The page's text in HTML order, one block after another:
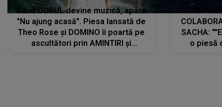
Când DORUL devine muzică, apare
"Nu ajung acasă". Piesa lansată de
Theo Rose și DOMINO îi poartă pe
ascultători prin AMINTIRI și
SACHA:
o piesă